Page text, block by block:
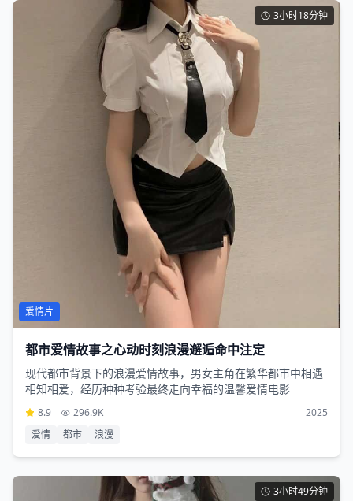
3小时18分钟
爱情片
都市爱情故事之心动时刻浪漫邂逅命中注定
现代都市背景下的浪漫爱情故事，男女主角在繁华都市中相遇
相知相爱，经历种种考验最终走向幸福的温馨爱情电影
8.9 296.9K
2025
爱情
都市 浪漫
3小时49分钟